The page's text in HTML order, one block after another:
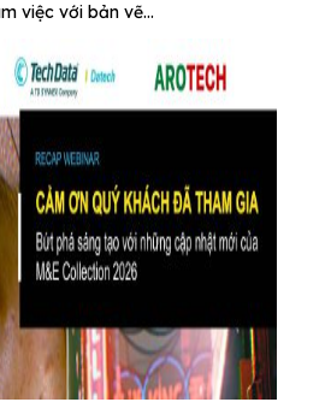
việc với bản vẽ...